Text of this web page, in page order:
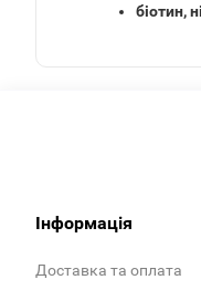
біотин,
Інформація
Доставка та оплата